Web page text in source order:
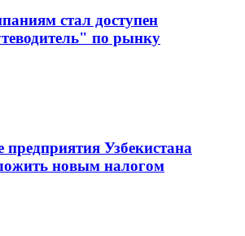
стал доступен
по рынку
Узбекистана
новым налогом